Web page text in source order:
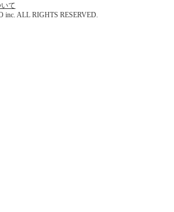
て
inc. ALL RIGHTS RESERVED.